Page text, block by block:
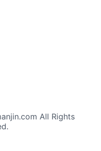
All Rights